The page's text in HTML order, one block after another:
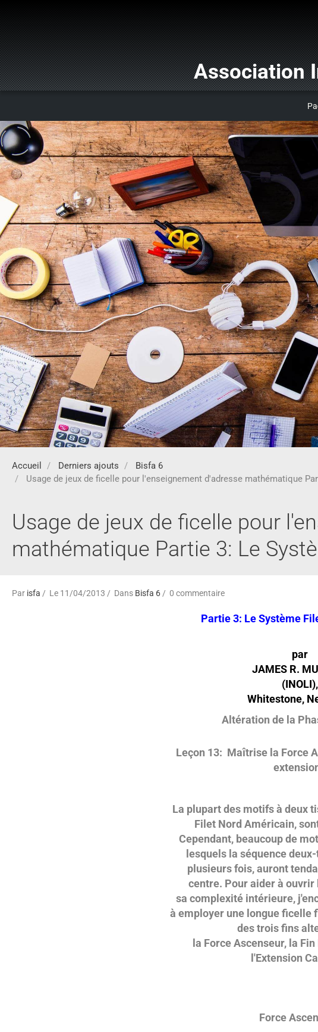
Association
Accueil Derniers ajouts
Bisfa 6
Usage de jeux de ficelle pour l'enseignement d'adresse mathématique
Usage de jeux de ficelle pour
mathématique Partie 3: Le
Par isfa Le 11/04/2013 Dans Bisfa 6 0 commentaire
Partie 3: Le Système
par
JAMES R.
(INOLI),
Whitestone,
Altération de la
Leçon 13: Maîtrise la Force
La plupart des motifs à deux
Filet Nord Américain,
Cependant, beaucoup de
lesquels la séquence
plusieurs fois, auront
centre. Pour aider à
sa complexité intérieure,
à employer une longue ficelle
des trois fins
la Force Ascenseur, la
l'Extension
Force